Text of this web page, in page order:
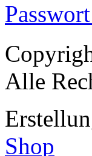
Alle
Shop